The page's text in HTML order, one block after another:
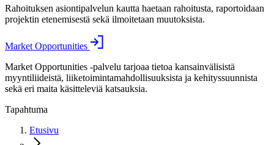
Rahoituksen asiontipalvelun kautta haetaan rahoitusta, raportoidaan
projektin etenemisestä sekä ilmoitetaan muutoksista.
Market Opportunities
Market Opportunities -palvelu tarjoaa tietoa kansainvälisistä
myyntiliideistä, liiketoimintamahdollisuuksista ja kehityssuunnista
sekä eri maita käsitteleviä katsauksia.
Tapahtuma
Etusivu